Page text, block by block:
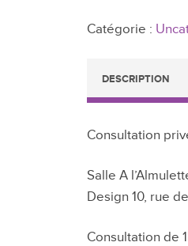
Catégorie :
DESCRIPTION
Consultation
Salle A
Design 10, rue
Consultation de